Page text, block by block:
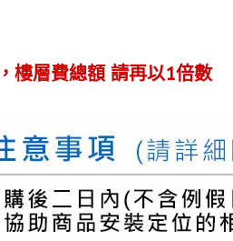
樓層費總額 請再以1倍數